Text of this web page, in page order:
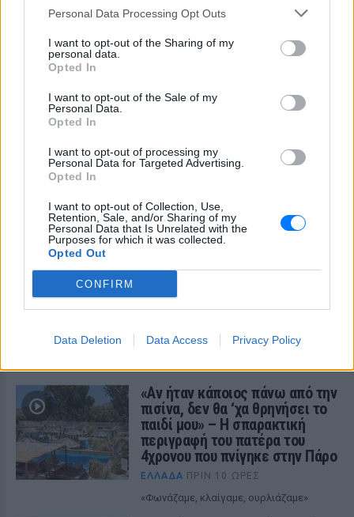
Personal Data Processing Opt Outs
I want to opt-out of the Sharing of my
personal data.
Opted In
I want to opt-out of the Sale of my
Personal Data.
Opted In
I want to opt-out of processing my
Personal Data for Targeted Advertising.
Opted In
I want to opt-out of Collection, Use,
Retention, Sale, and/or Sharing of my
Personal Data that Is Unrelated with the
Purposes for which it was collected.
Opted Out
CONFIRM
Data Deletion Data Access Privacy Policy
ΔΕΙΤΕ ΕΠΙΣΗΣ
«Αν ήταν κάποιος πάνω από την
πισίνα, δεν θα ‘χα θρηνήσει το
παιδί μου» – Η σπαρακτική
περιγραφή του πατέρα του
4χρονου που πνίγηκε στην Πάρο
ΕΛΛΆΔΑ ΠΡΙΝ 10 ΏΡΕΣ
«Φωνάζαμε, κλαίγαμε, ουρλιάζαμε»